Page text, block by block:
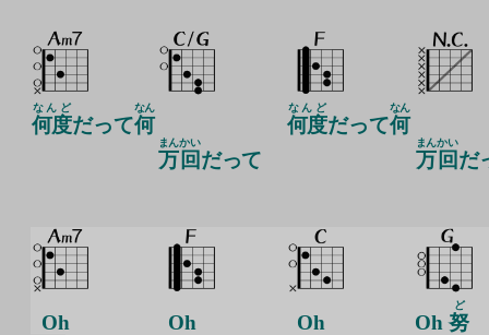
何度
なんど
だって何
なん
万
まん
回
かい
だって
何度
なんど
だって何
なん
万
まん
回
かい
だ
Oh Oh Oh Oh努
ど